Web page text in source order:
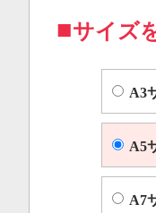
サイズ
A3
A5
A7